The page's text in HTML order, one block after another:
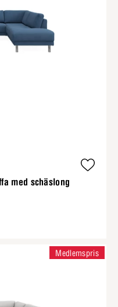
med schäslong
Medlemspris